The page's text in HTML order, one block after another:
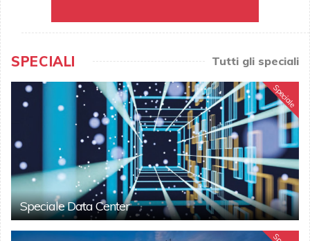
SPECIALI Tutti gli speciali
Speciale
Speciale Data Center